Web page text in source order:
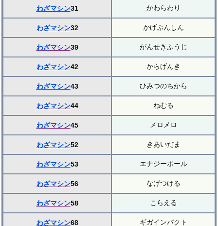
わざマシン31 かわらわり
わざマシン32 かげぶんしん
わざマシン39 がんせきふうじ
わざマシン42 からげんき
わざマシン43 ひみつのちから
わざマシン44 ねむる
わざマシン45 メロメロ
わざマシン52 きあいだま
わざマシン53 エナジーボール
わざマシン56 なげつける
わざマシン58 こらえる
わざマシン68 ギガインパクト